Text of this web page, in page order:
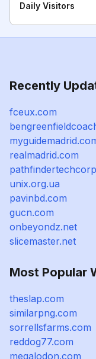
Daily Visitors
Recently
fceux.com
realmadrid.com
unix.org.ua
pavinbd.com
gucn.com
onbeyondz.net
slicemaster.net
Most Popular
theslap.com
similarpng.com
sorrellsfarms.com
reddog77.com
megalodon.com